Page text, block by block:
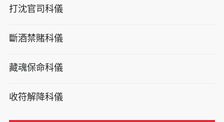
打沈官司科儀
斷酒禁賭科儀
藏魂保命科儀
收符解降科儀